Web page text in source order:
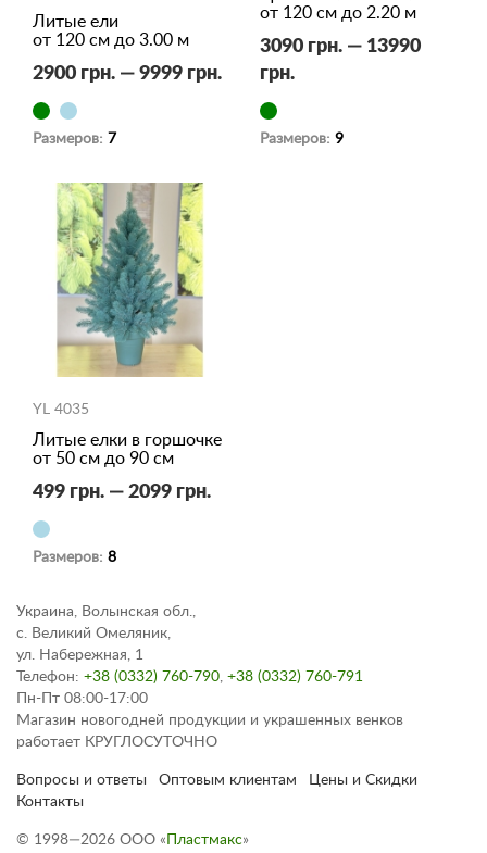
Литые ели
от 120 см до 3.00 м
2900 грн. — 9999 грн.
Размеров: 7
от 120 см до 2.20 м
3090 грн. — 13990
грн.
Размеров: 9
YL 4035
Литые елки в горшочке
от 50 см до 90 см
499 грн. — 2099 грн.
Размеров: 8
Украина, Волынская обл.,
с. Великий Омеляник,
ул. Набережная, 1
Телефон: +38 (0332) 760-790, +38 (0332) 760-791
Пн-Пт 08:00-17:00
Магазин новогодней продукции и украшенных венков
работает КРУГЛОСУТОЧНО
Вопросы и ответы Оптовым клиентам
Цены и Скидки
Контакты
© 1998—2026 ООО « Пластмакс»